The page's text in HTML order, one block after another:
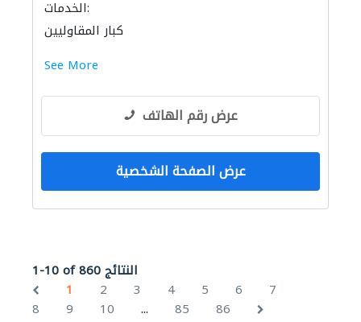
الخدمات:
كبار المقاوليين
See More
عرض رقم الهاتف
عرض الصفحة الشخصية
1-10 of 860 النتائج
1
2 3 4 5 6
7
8
9 10 ... 85 86